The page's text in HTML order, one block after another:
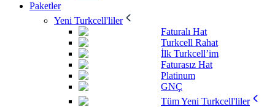
Paketler
Yeni Turkcell'liler
Faturalı Hat
Turkcell Rahat
İlk Turkcell’im
Faturasız Hat
Platinum
GNÇ
Tüm Yeni Turkcell'liler